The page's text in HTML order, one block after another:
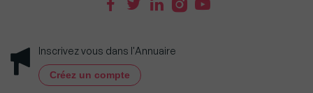
Inscrivez vous dans l'Annuaire
Créez un compte